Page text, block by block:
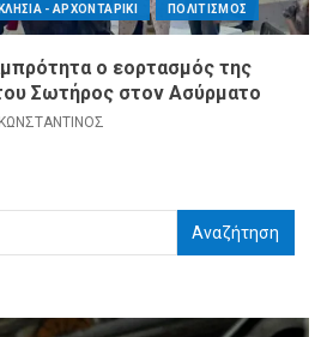
- ΑΡΧΟΝΤΑΡΙΚΙ ΠΟΛΙΤΙΣΜΟΣ
ο εορτασμός της
Σωτήρος στον Ασύρματο
ΚΩΝΣΤΑΝΤΙΝΟΣ